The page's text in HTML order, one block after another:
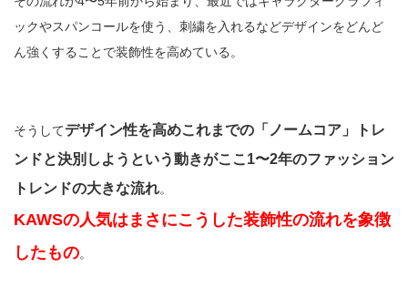
ックやスパンコールを使う、刺繍を入れるなどデザインをどんど
ん強くすることで装飾性を高めている。
そうしてデザイン性を高めこれまでの「ノームコア」トレ
ンドと決別しようという動きがここ1〜2年のファッション
トレンドの大きな流れ。
KAWSの人気はまさにこうした装飾性の流れを象徴
したもの。